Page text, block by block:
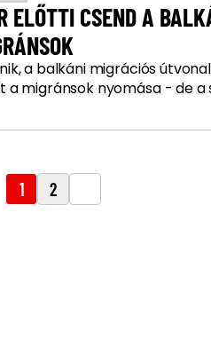
ELŐTTI CSEND A
a balkáni migrációs
a migránsok nyomása - de a
1 2